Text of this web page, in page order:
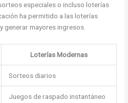
especiales o incluso loterías
ha permitido a las loterías
generar mayores ingresos.
Loterías Modernas
Sorteos diarios
Juegos de raspado instantáneo